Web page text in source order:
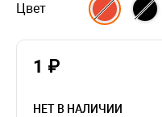
Цвет
1 ₽
НЕТ В НАЛИЧИИ